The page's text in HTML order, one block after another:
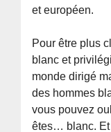
et européen.
Pour être plus
blanc et
monde dirigé
des hommes
vous pouvez
êtes… blanc. Et